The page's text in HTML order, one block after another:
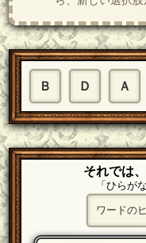
Ｂ Ｄ Ａ
それでは
「ひらが
ワードの